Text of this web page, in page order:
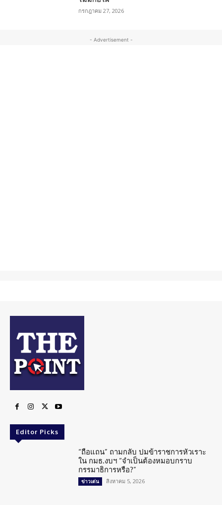
กรกฎาคม 27, 2026
- Advertisement -
Editor Picks
“ถือแถน” ถามกลับ ปมข้าราชการหัวเราะ
ใน กมธ.งบฯ “จำเป็นต้องหมอบกราบ
กรรมาธิการหรือ?”
ข่าวเด่น สิงหาคม 5, 2026